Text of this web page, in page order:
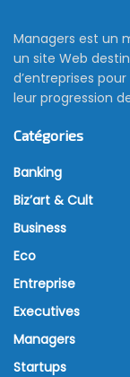
Managers est un
un site Web
d’entreprises
leur progression
Catégories
Banking
Biz’art & Cult
Business
Eco
Entreprise
Executives
Managers
Startups